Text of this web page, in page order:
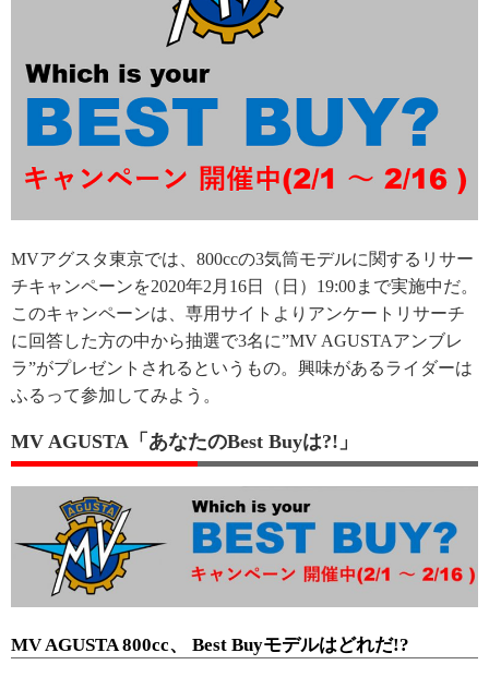
MVアグスタ東京では、800ccの3気筒モデルに関するリサー
チキャンペーンを2020年2月16日（日）19:00まで実施中だ。
このキャンペーンは、専用サイトよりアンケートリサーチ
に回答した方の中から抽選で3名に”MV AGUSTAアンブレ
ラ”がプレゼントされるというもの。興味があるライダーは
ふるって参加してみよう。
MV AGUSTA「あなたのBest Buyは?!」
MV AGUSTA 800cc、 Best Buyモデルはどれだ!?